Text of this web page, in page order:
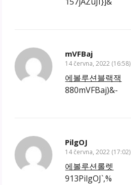
mVFBaj
14 června, 2022 (16:58)
에볼루션블랙잭
880mVFBaj)&-
PilgOJ
14 června, 2022 (17:02)
에볼루션롤렛
913PilgOJ`,%